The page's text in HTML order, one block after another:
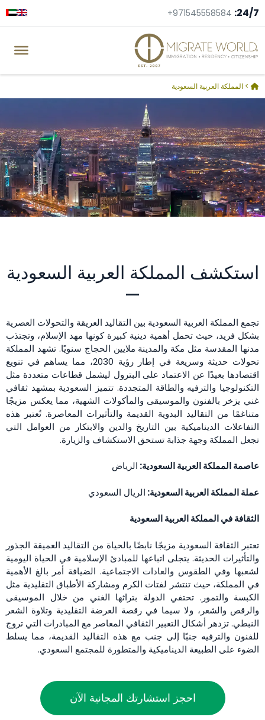
24/7:
+971545558584
> المملكة العربية السعودية
استكشف المملكة العربية السعودية
تجمع المملكة العربية السعودية بين التقاليد العريقة والتحولات العصرية
بشكل فريد، حيث تحمل أهمية دينية كبيرة كونها مهد الإسلام، وتجتذب
مدنها المقدسة مثل مكة والمدينة ملايين الحجاج سنويًا. تشهد المملكة
تحولات حديثة وسريعة في إطار رؤية 2030، مما يساهم في تنويع
اقتصادها بعيدًا عن الاعتماد على البترول ليشمل قطاعات متعددة مثل
التكنولوجيا والترفيه والطاقة المتجددة. تتميز السعودية بمشهد ثقافي
غني يزخر بالفنون والموسيقى والمأكولات الشهية، مما يعكس مزيجًا
متناغمًا من التقاليد البدوية القديمة والتأثيرات المعاصرة. تُعتبر هذه
التفاعلات الديناميكية بين التاريخ والدين والابتكار من العوامل التي
تجعل المملكة وجهة جذابة تستحق الاستكشاف والزيارة.
عاصمة المملكة العربية السعودية: الرياض
عملة المملكة العربية السعودية: الريال السعودي
الثقافة في المملكة العربية السعودية
تعتبر الثقافة السعودية مزيجًا نابضًا بالحياة من التقاليد العميقة الجذور
والتأثيرات الحديثة. يتجلى اتباعها للمبادئ الإسلامية في الحياة اليومية
لشعبها وفي الطقوس والعادات الاجتماعية. الضيافة أمر بالغ الأهمية
في المملكة، حيث تنتشر لفتات الكرم ومشاركة الأطباق التقليدية مثل
الكبسة والتمور. تحتفي الدولة بتراثها الغني من خلال الموسيقى
والرقص والشعر، ولا سيما في رقصة العرضة التقليدية وتلاوة الشعر
النبطي. تزدهر أشكال التعبير الثقافي المعاصر مع المبادرات التي تروج
للفنون والترفيه جنبًا إلى جنب مع هذه التقاليد القديمة، مما يسلط
الضوء على الطبيعة الديناميكية والمتطورة للمجتمع السعودي.
احجز استشارتك المجانية الآن